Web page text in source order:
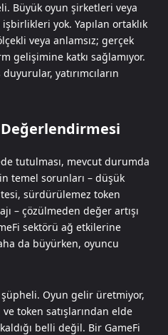
Büyük oyun şirketleri veya
yok. Yapılan ortaklık
veya anlamsız; gerçek
gelişimine katkı sağlamıyor.
yatırımcıların
tutulması, mevcut durumda
temel sorunları – düşük
sürdürülemez token
– çözülmeden değer artışı
sektörü ağ etkilerine
da büyürken, oyuncu
Oyun gelir üretmiyor,
token satışlarından elde
belli değil. Bir GameFi